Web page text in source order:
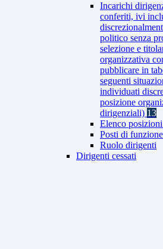
Incarichi
conferiti, ivi
politico senza
selezione e
organizzativa
pubblicare in
seguenti
individuati
posizione
dirigenziali) 13
Elenco
Posti di
Ruolo dirigenti
Dirigenti cessati